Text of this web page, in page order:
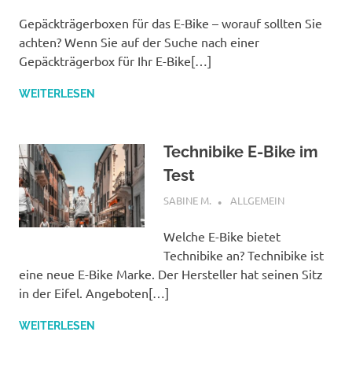
Gepäckträgerboxen für das E-Bike – worauf sollten Sie
achten? Wenn Sie auf der Suche nach einer
Gepäckträgerbox für Ihr E-Bike[…]
WEITERLESEN
Technibike E-Bike im
Test
OKTOBER 12, 2022
SABINE M. ALLGEMEIN
Welche E-Bike bietet
Technibike an? Technibike ist
eine neue E-Bike Marke. Der Hersteller hat seinen Sitz
in der Eifel. Angeboten[…]
WEITERLESEN